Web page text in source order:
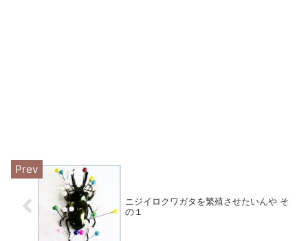
ニジイロクワガタを繁殖させたいんや そ
の１